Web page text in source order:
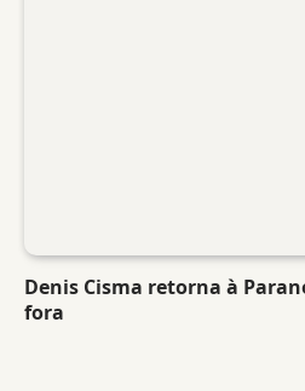
Denis Cisma retorna à
fora